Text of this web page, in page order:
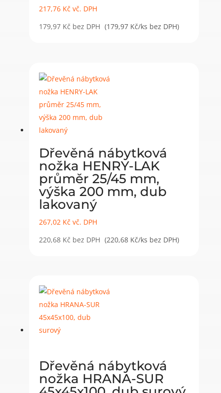
217,76 Kč vč. DPH
179,97 Kč bez DPH (179,97 Kč/ks bez DPH)
Dřevěná nábytková
nožka HENRY-LAK
průměr 25/45 mm,
výška 200 mm, dub
lakovaný
267,02 Kč vč. DPH
220,68 Kč bez DPH (220,68 Kč/ks bez DPH)
Dřevěná nábytková
nožka HRANA-SUR